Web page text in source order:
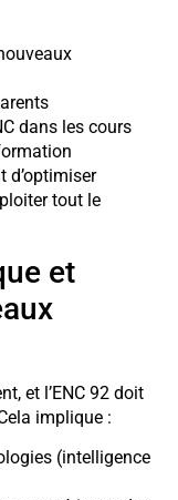
dans les cours
d’optimiser
tout le
et
et l’ENC 92 doit
implique :
(intelligence